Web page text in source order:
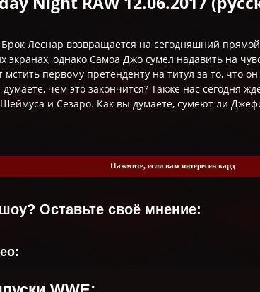
Леснар возвращается на сегодняшний
экранах, однако Самоа Джо сумел надавить на
мстить первому претенденту на титул за то, что
чем это закончится? Также нас сегодня
и Сезаро. Как вы думаете, сумеют ли
Нажмите, если вам интересен кард
Оставьте своё мнение: